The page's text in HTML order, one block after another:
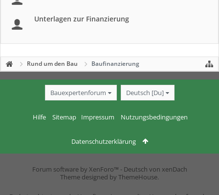
Unterlagen zur Finanzierung
Rund um den Bau Baufinanzierung
Bauexpertenforum Deutsch [Du]
Hilfe Sitemap Impressum Nutzungsbedingungen
Datenschutzerklärung
Forum software by XenForo™ - Deutsch von xenDach
Theme designed by ThemeHouse.